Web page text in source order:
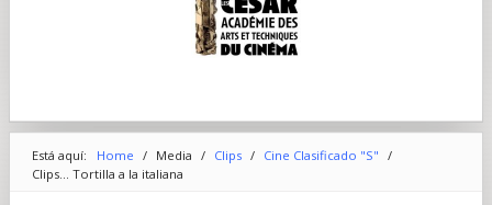
Está aquí: Home / Media / Clips / Cine Clasificado "S" /
Clips... Tortilla a la italiana